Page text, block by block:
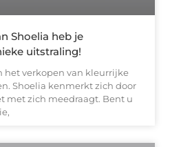
Shoelia heb je
uitstraling!
het verkopen van kleurrijke
Shoelia kenmerkt zich door
met zich meedraagt. Bent u